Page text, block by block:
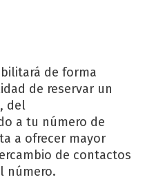
de forma
de reservar un
del
a tu número de
a ofrecer mayor
de contactos
número.